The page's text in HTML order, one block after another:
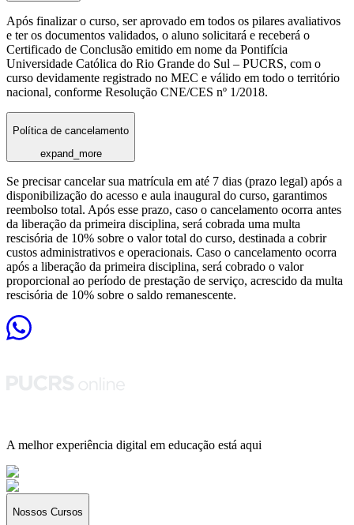
Após finalizar o curso, ser aprovado em todos os pilares avaliativos
e ter os documentos validados, o aluno solicitará e receberá o
Certificado de Conclusão emitido em nome da Pontifícia
Universidade Católica do Rio Grande do Sul – PUCRS, com o
curso devidamente registrado no MEC e válido em todo o território
nacional, conforme Resolução CNE/CES nº 1/2018.
Política de cancelamento
expand_more
Se precisar cancelar sua matrícula em até 7 dias (prazo legal) após a
disponibilização do acesso e aula inaugural do curso, garantimos
reembolso total. Após esse prazo, caso o cancelamento ocorra antes
da liberação da primeira disciplina, será cobrada uma multa
rescisória de 10% sobre o valor total do curso, destinada a cobrir
custos administrativos e operacionais. Caso o cancelamento ocorra
após a liberação da primeira disciplina, será cobrado o valor
proporcional ao período de prestação de serviço, acrescido da multa
rescisória de 10% sobre o saldo remanescente.
A melhor experiência digital em educação está aqui
Nossos Cursos